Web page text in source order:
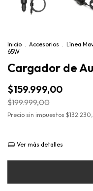
Inicio . Accesorios . Línea
65W
Cargador de
$159.999,00
$199.999,00
Precio sin impuestos
Ver más detalles